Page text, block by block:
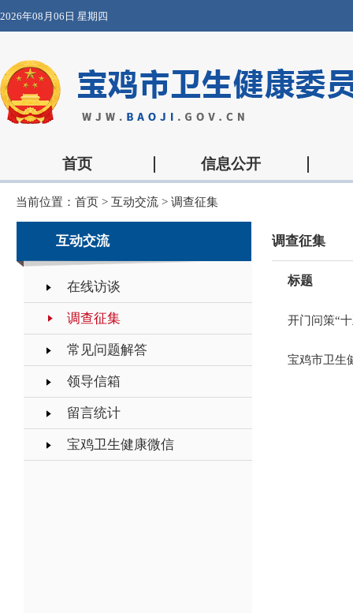
2026年08月06日 星期四
首页 信息公开
当前位置： 首页 > 互动交流 > 调查征集
互动交流
在线访谈
调查征集
常见问题解答
领导信箱
留言统计
宝鸡卫生健康微信
调查征集
标题